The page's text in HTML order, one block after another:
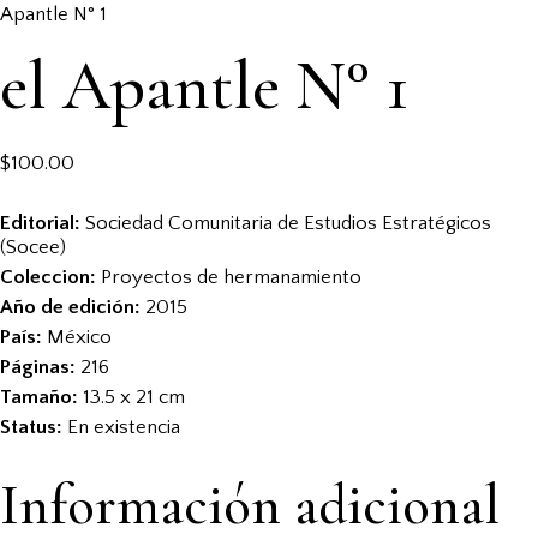
Apantle N° 1
el Apantle N° 1
$100.00
Editorial: Sociedad Comunitaria de Estudios Estratégicos
(Socee)
Coleccion: Proyectos de hermanamiento
Año de edición: 2015
País: México
Páginas: 216
Tamaño: 13.5 x 21 cm
Status: En existencia
Información adicional